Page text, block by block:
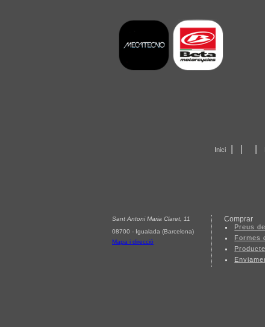
Inici
Sant Antoni Maria Claret, 11
08700 - Igualada (Barcelona)
Mapa i direcció
Comprar
Preus
Formes